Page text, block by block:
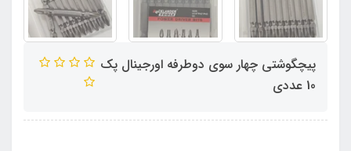
پیچگوشتی چهار سوی دوطرفه اورجينال پک
10 عددی